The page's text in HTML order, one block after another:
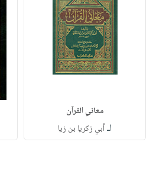
معاني القرآن
لـأبي زكريا بن زيا